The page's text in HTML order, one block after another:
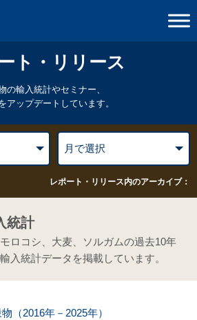
ト・リリース
の輸入統計やセミナー、
アップデートしています。
レポート・リリース内のアーカイブ：
統計
モロコシ、大麦、ソルガムの過去10年
入統計データを掲載しています。
（2016年－2025年）